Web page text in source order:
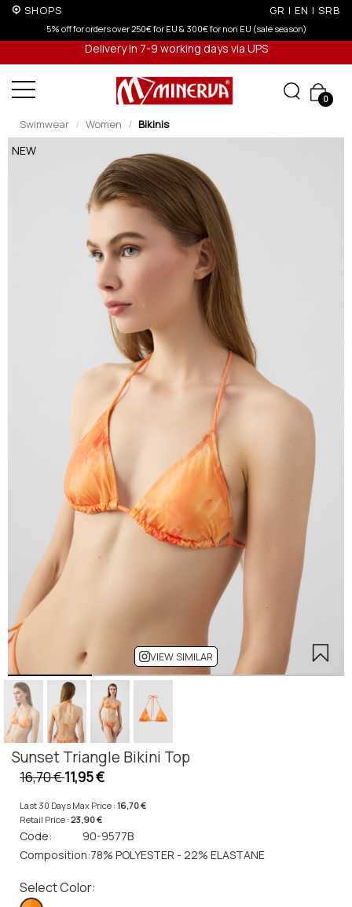
SHOPS GR | EN | SRB
& 300€ for non EU (sale season) Up to 6 interest-free installments
Delivery in 7-9 working days via UPS
0
Swimwear Women Bikinis
NEW
VIEW SIMILAR
Sunset Triangle Bikini Top
16,70 €11,95 €
Last 30 Days Max Price :16,70 €
Retail Price :23,90 €
Code:
90-9577B
Composition:78% POLYESTER - 22% ELASTANE
Select Color: